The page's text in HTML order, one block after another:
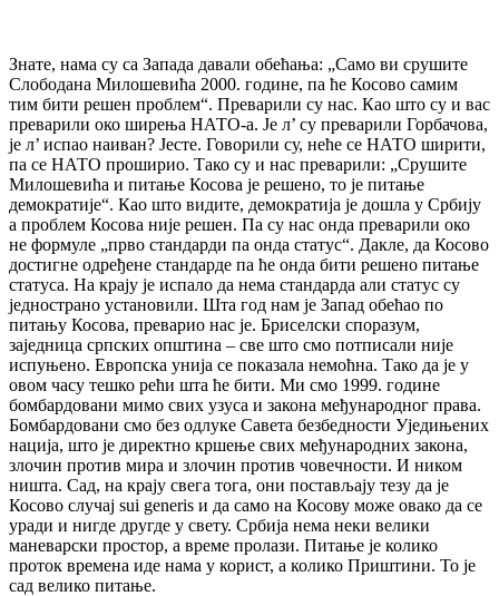
Знате, нама су са Запада давали обећања: „Само ви срушите
Слободана Милошевића 2000. године, па ће Косово самим
тим бити решен проблем“. Преварили су нас. Као што су и вас
преварили око ширења НАТО-а. Је л’ су преварили Горбачова,
је л’ испао наиван? Јесте. Говорили су, неће се НАТО ширити,
па се НАТО проширио. Тако су и нас преварили: „Срушите
Милошевића и питање Косова је решено, то је питање
демократије“. Као што видите, демократија је дошла у Србију
а проблем Косова није решен. Па су нас онда преварили око
не формуле „прво стандарди па онда статус“. Дакле, да Косово
достигне одређене стандарде па ће онда бити решено питање
статуса. На крају је испало да нема стандарда али статус су
једнострано установили. Шта год нам је Запад обећао по
питању Косова, преварио нас је. Бриселски споразум,
заједница српских општина – све што смо потписали није
испуњено. Европска унија се показала немоћна. Тако да је у
овом часу тешко рећи шта ће бити. Ми смо 1999. године
бомбардовани мимо свих узуса и закона међународног права.
Бомбардовани смо без одлуке Савета безбедности Уједињених
нација, што је директно кршење свих међународних закона,
злочин против мира и злочин против човечности. И ником
ништа. Сад, на крају свега тога, они постављају тезу да је
Косово случај sui generis и да само на Косову може овако да се
уради и нигде другде у свету. Србија нема неки велики
маневарски простор, а време пролази. Питање је колико
проток времена иде нама у корист, а колико Приштини. То је
сад велико питање.